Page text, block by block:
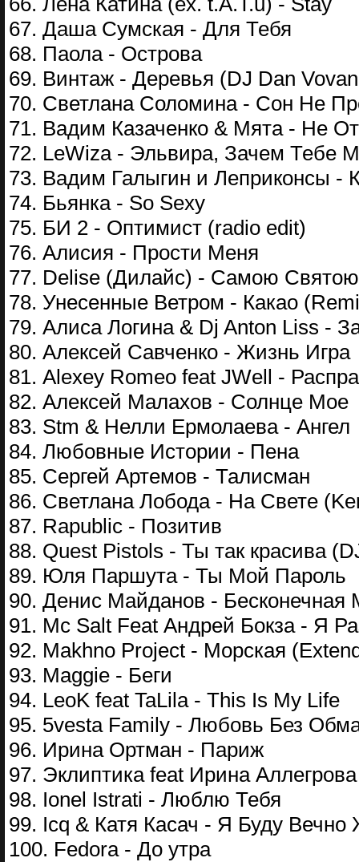
67. Даша Сумская - Для Тебя
68. Паола - Острова
69. Винтаж - Деревья (DJ Dan
70. Светлана Соломина - Сон Не
71. Вадим Казаченко & Мята - Не
72. LeWiza - Эльвира, Зачем Тебе
73. Вадим Галыгин и Леприконсы -
74. Бьянка - So Sexy
75. БИ 2 - Оптимист (radio edit)
76. Алисия - Прости Меня
77. Delise (Дилайс) - Самою Святою
78. Унесенные Ветром - Какао
79. Алиса Логина & Dj Anton Liss -
80. Алексей Савченко - Жизнь Игра
81. Alexey Romeo feat JWell -
82. Алексей Малахов - Солнце Мое
83. Stm & Нелли Ермолаева - Ангел
84. Любовные Истории - Пена
85. Сергей Артемов - Талисман
86. Светлана Лобода - На Свете
87. Rapublic - Позитив
88. Quest Pistols - Ты так красива
89. Юля Паршута - Ты Мой Пароль
90. Денис Майданов - Бесконечная
91. Mc Salt Feat Андрей Бокза - Я
92. Makhno Project - Морская
93. Maggie - Беги
94. LeoK feat TaLila - This Is My Life
95. 5vesta Family - Любовь Без
96. Ирина Ортман - Париж
97. Эклиптика feat Ирина
98. Ionel Istrati - Люблю Тебя
99. Icq & Катя Касач - Я Буду Вечно
100. Fedora - До утра